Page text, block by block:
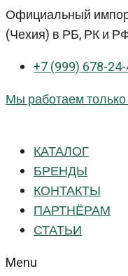
Перейти
к
Официальный
(Чехия) в РБ, РК и
+7 (999) 678-
Мы работаем
КАТАЛОГ
БРЕНДЫ
КОНТАКТЫ
ПАРТНЁРАМ
СТАТЬИ
Menu